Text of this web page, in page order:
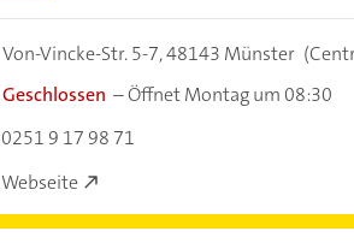
Von-Vincke-Str. 5-7,48143 Münster
Geschlossen –Öffnet Montag um 08:30
0251 9 17 98 71
Webseite